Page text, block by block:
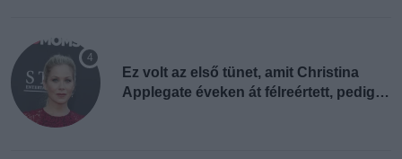
Ez volt az első tünet, amit Christina
Applegate éveken át félreértett, pedig a